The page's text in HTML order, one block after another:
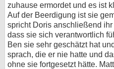
zuhause ermordet und es ist
Auf der Beerdigung ist sie
spricht Doris anschließend
dass sie sich verantwortlich
Ben sie sehr geschätzt hat
sprach, die er nie hatte und
ohne sie fortgesetzt hätte.